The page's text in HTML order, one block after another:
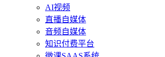
AI视频
直播自媒体
音频自媒体
知识付费平台